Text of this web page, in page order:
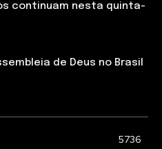
continuam nesta quinta-
de Deus no Brasil
5736